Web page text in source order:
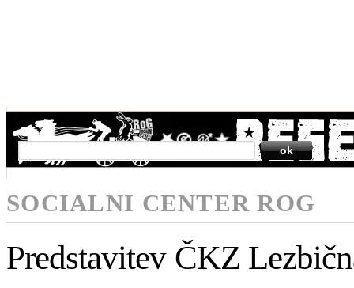
SEARCH
SOCIALNI CENTER ROG
Predstavitev ČKZ